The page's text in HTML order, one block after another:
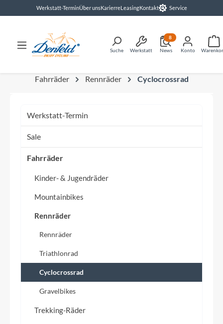
springenWerkstatt-TerminÜber unsKarierreLeasingKontakt Service
Suche Werkstatt News
8
Konto
Fahrräder Rennräder Cyclocrossrad
Werkstatt-Termin
Sale
Fahrräder
Kinder- & Jugendräder
Mountainbikes
Rennräder
Rennräder
Triathlonrad
Cyclocrossrad
Gravelbikes
Trekking-Räder